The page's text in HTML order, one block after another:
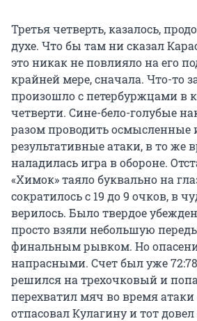
Третья четверть, казалось,
духе. Что бы там ни сказал
это никак не повлияло на его
крайней мере, сначала. Что-то
произошло с петербуржцами в
четверти. Сине-бело-голубые
разом проводить осмысленные
результативные атаки, в то же
наладилась игра в обороне.
«Химок» таяло буквально на
сократилось с 19 до 9 очков, в
верилось. Было твердое
просто взяли небольшую
финальным рывком. Но
напрасными. Счет был уже
решился на трехочковый и
перехватил мяч во время атаки
отпасовал Кулагину и тот